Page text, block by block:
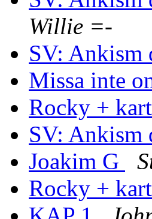
Willie =-
SV: Ankism
Missa inte
Rocky +
SV: Ankism
Joakim G
Rocky +